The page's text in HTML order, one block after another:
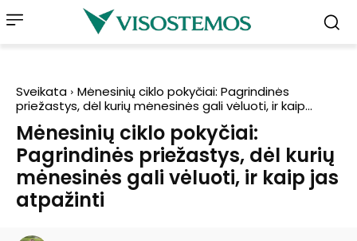
Sveikata
Mėnesinių ciklo pokyčiai: Pagrindinės
priežastys, dėl kurių mėnesinės gali vėluoti, ir kaip...
Mėnesinių ciklo pokyčiai:
Pagrindinės priežastys, dėl kurių
mėnesinės gali vėluoti, ir kaip jas
atpažinti